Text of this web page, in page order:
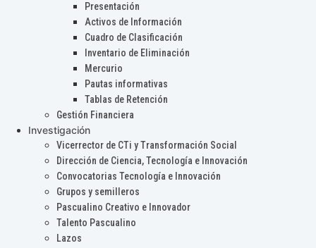
Presentación
Activos de Información
Cuadro de Clasificación
Inventario de Eliminación
Mercurio
Pautas informativas
Tablas de Retención
Gestión Financiera
Investigación
Vicerrector de CTi y Transformación Social
Dirección de Ciencia, Tecnología e Innovación
Convocatorias Tecnología e Innovación
Grupos y semilleros
Pascualino Creativo e Innovador
Talento Pascualino
Lazos